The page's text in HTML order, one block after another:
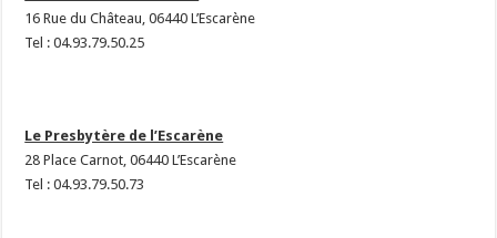
16 Rue du Château, 06440 L’Escarène
Tel : 04.93.79.50.25
Le Presbytère de l’Escarène
28 Place Carnot, 06440 L’Escarène
Tel : 04.93.79.50.73